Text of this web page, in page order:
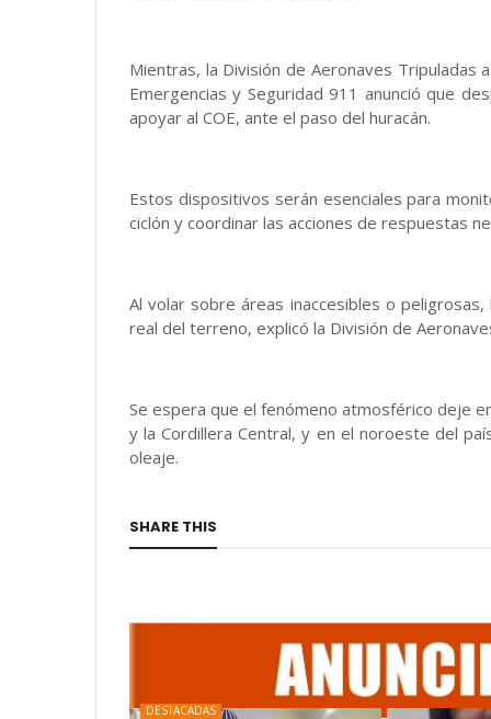
Mientras, la División de Aeronaves Tripuladas
Emergencias y Seguridad 911 anunció que
apoyar al COE, ante el paso del huracán.
Estos dispositivos serán esenciales para
ciclón y coordinar las acciones de respuestas
Al volar sobre áreas inaccesibles o
real del terreno, explicó la División de
Se espera que el fenómeno atmosférico deje
y la Cordillera Central, y en el noroeste del
oleaje.
SHARE THIS
DESTACADAS